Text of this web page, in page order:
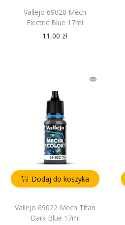
Vallejo 69020 Mech
Electric Blue 17ml
11,00 zł
Dodaj do koszyka
Vallejo 69022 Mech Titan
Dark Blue 17ml